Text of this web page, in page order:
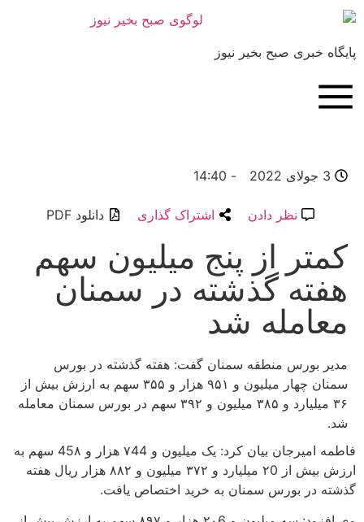
صبح بخیر نیوز
از پنج میلیون سهم
گذشته در سمنان
شد
منطقه سمنان گفت: هفته گذشته در بورس
سمنان چهار میلیون و ٩۵١ هزار و ٣۵۵ سهم به ارزش بیش از
٣۶ میلیارد و ٣٨۵ میلیون و ٣٩٢ سهم در بورس سمنان معامله
14:40
نظر دادن اشتراک گذاری دانلود PDF
فاطمه امیرجان بیان کرد: یک میلیون و ٧44 هزار و 45٨ سهم به
ارزش بیش از ٢0 میلیارد و ٣٧٢ میلیون و ٨٨٢ هزار ریال هفته
بورس سمنان به خرید اختصاص یافت.